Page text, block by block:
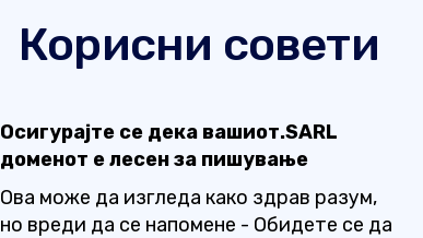
Корисни совети
Осигурајте се дека вашиот.SARL
доменот е лесен за пишување
Ова може да изгледа како здрав разум,
но вреди да се напомене - Обидете се да